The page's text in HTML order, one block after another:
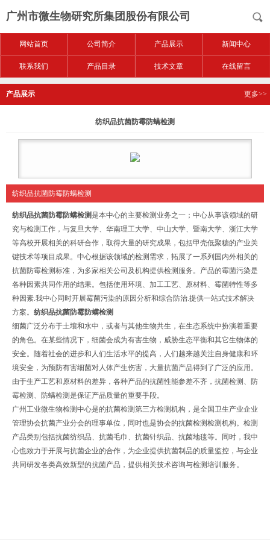
广州市微生物研究所集团股份有限公司
网站首页 公司简介 产品展示 新闻中心
联系我们 产品目录 技术文章 在线留言
产品展示 更多>>
纺织品抗菌防霉防螨检测
纺织品抗菌防霉防螨检测
纺织品抗菌防霉防螨检测是本中心的主要检测业务之一；中心从事该领域的研
究与检测工作，与复旦大学、华南理工大学、中山大学、暨南大学、浙江大学
等高校开展相关的科研合作，取得大量的研究成果，包括甲壳低聚糖的产业关
键技术等项目成果。中心根据该领域的检测需求，拓展了一系列国内外相关的
抗菌防霉检测标准，为多家相关公司及机构提供检测服务。产品的霉菌污染是
各种因素共同作用的结果。包括使用环境、加工工艺、原材料、霉菌特性等多
种因素.我中心同时开展霉菌污染的原因分析和综合防治.提供一站式技术解决
方案。 纺织品抗菌防霉防螨检测
细菌广泛分布于土壤和水中，或者与其他生物共生，在生态系统中扮演着重要
的角色。在某些情况下，细菌会成为有害生物，威胁生态平衡和其它生物体的
安全。随着社会的进步和人们生活水平的提高，人们越来越关注自身健康和环
境安全，为预防有害细菌对人体产生伤害，大量抗菌产品得到了广泛的应用。
由于生产工艺和原材料的差异，各种产品的抗菌性能参差不齐，抗菌检测、防
霉检测、防螨检测是保证产品质量的重要手段。
广州工业微生物检测中心是的抗菌检测第三方检测机构，是全国卫生产业企业
管理协会抗菌产业分会的理事单位，同时也是协会的抗菌检测检测机构。检测
产品类别包括抗菌纺织品、抗菌毛巾、抗菌针织品、抗菌地毯等。同时，我中
心也致力于开展与抗菌企业的合作，为企业提供抗菌制品的质量监控，与企业
共同研发各类高效新型的抗菌产品，提供相关技术咨询与检测培训服务。